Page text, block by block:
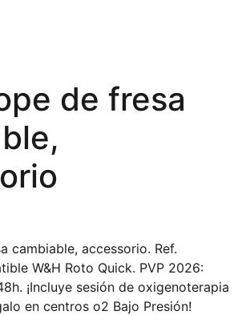
de fresa
cambiable, accessorio. Ref.
W&H Roto Quick. PVP 2026:
¡Incluye sesión de oxigenoterapia
en centros o2 Bajo Presión!